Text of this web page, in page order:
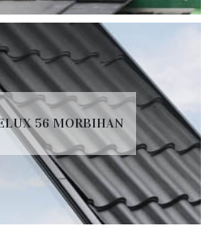
56 MORBIHAN